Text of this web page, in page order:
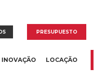
PRESUPUESTO
INOVAÇÃO LOCAÇÃO